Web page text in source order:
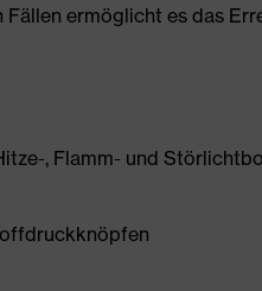
ermöglicht es das
, Flamm- und